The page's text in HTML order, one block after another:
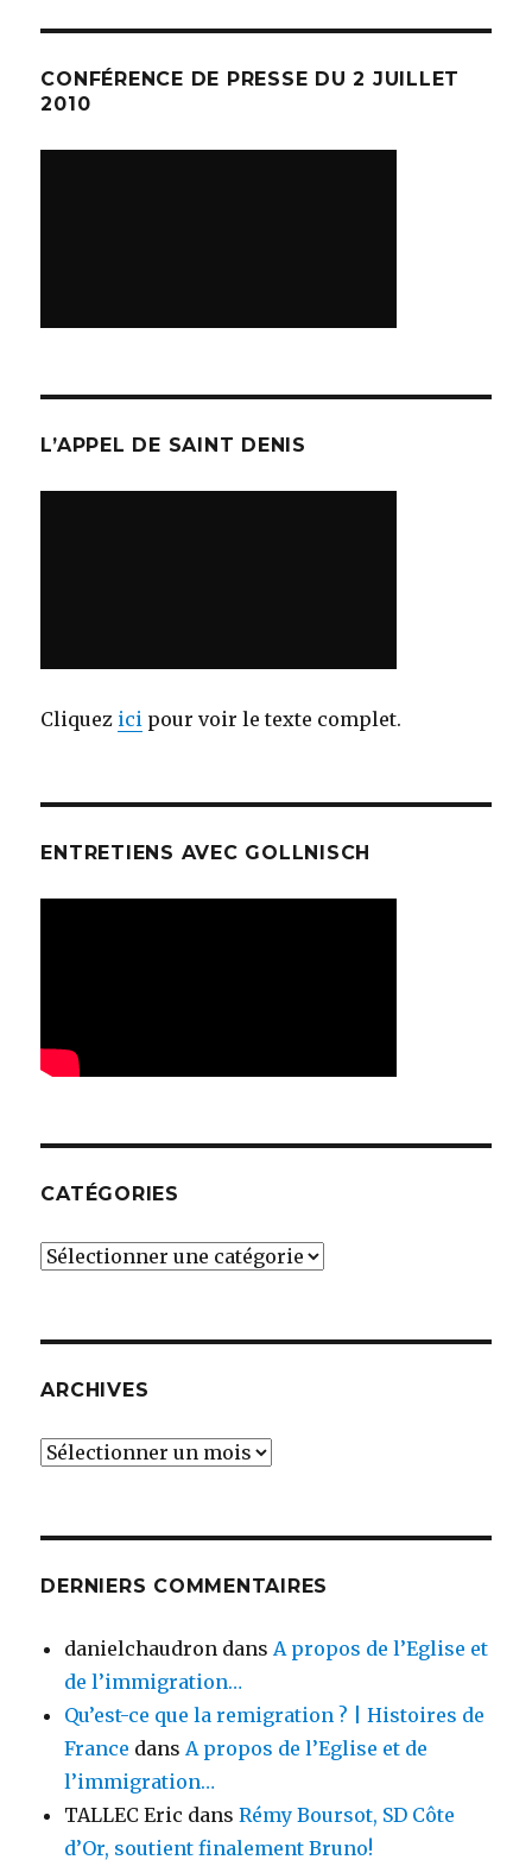
CONFÉRENCE DE PRESSE DU 2 JUILLET
2010
L’APPEL DE SAINT DENIS
Cliquez ici pour voir le texte complet.
ENTRETIENS AVEC GOLLNISCH
CATÉGORIES
Catégories
ARCHIVES
Archives
DERNIERS COMMENTAIRES
danielchaudron dansA propos de l’Eglise et
de l’immigration…
Qu’est-ce que la remigration ? | Histoires de
France dansA propos de l’Eglise et de
l’immigration…
TALLEC Eric dansRémy Boursot, SD Côte
d’Or, soutient finalement Bruno!